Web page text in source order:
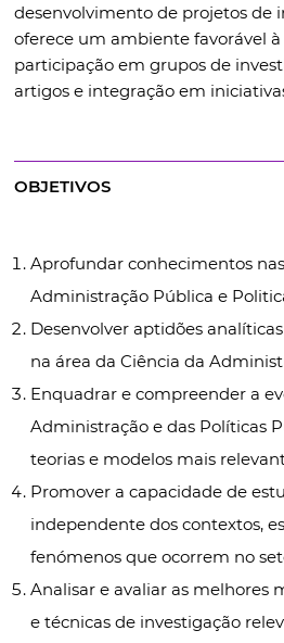
desenvolvimento de projetos de
oferece um ambiente favorável
participação em grupos de
artigos e integração em
OBJETIVOS
Aprofundar conhecimentos
Administração Pública e
Desenvolver aptidões
na área da Ciência da
Enquadrar e compreender a
Administração e das Políticas
teorias e modelos mais
Promover a capacidade de
independente dos contextos,
fenómenos que ocorrem no
Analisar e avaliar as melhores
e técnicas de investigação